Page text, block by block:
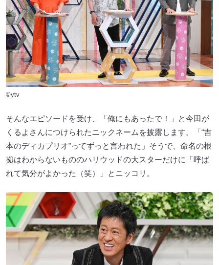
©ytv
そんなエピソードを受け、「俺にもあったで！」と今田が
くるよさんにつけられたニックネームを披露します。「“吉
本のディカプリオ”ってずっと言われた」そうで、命名の根
拠はわからないもののハリウッドの大スターだけに「呼ば
れて気分がよかった（笑）」とニッコリ。